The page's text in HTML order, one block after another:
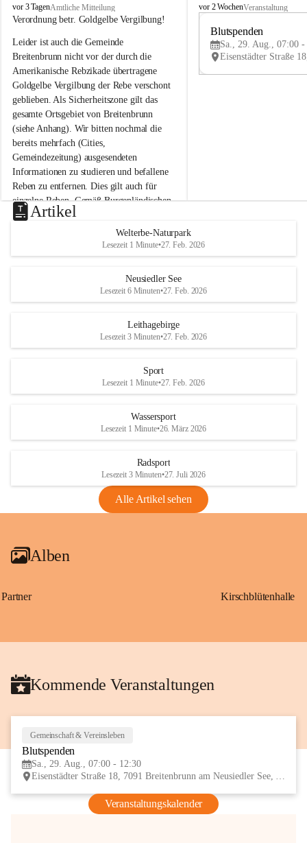
B
r
i
t
e
n
b
r
u
n
n
a
m
N
e
u
s
d
S
vor 3 TagenAmtliche Mitteilung
Verordnung betr. Goldgelbe Vergilbung!
Leider ist auch die Gemeinde
Breitenbrunn nicht vor der durch die
Amerikanische Rebzikade übertragene
Goldgelbe Vergilbung der Rebe verschont
geblieben. Als Sicherheitszone gilt das
gesamte Ortsgebiet von Breitenbrunn
(siehe Anhang). Wir bitten nochmal die
bereits mehrfach (Cities,
Gemeindezeitung) ausgesendeten
Informationen zu studieren und befallene
Reben zu entfernen. Dies gilt auch für
einzelne Reben. Gemäß Burgenländischen
Weinbaugesetz sind nicht gepflegte oder
unzulässige Weingärten zu roden! Bitte
helfen wir zusammen um unsere Winzer
vor den prognostizierten Ernteausfällen
und den daraus folgenden wirtschaftlichen
Maßnahmen zur Bekämpfung
Rebe und der Amerikanischen
Anhang VBl. EU Nr. 18
1 Seite•1,4 MB
VBl. EU Nr. 18_2026
B
e
u
e
d
r
S
vor 2 WochenVeranstaltung
Blutspenden
Sa., 29. Aug., 07:00 -
Artikel
Welterbe-Naturpark
Lesezeit 1 Minute•27. Feb. 2026
Neusiedler See
Lesezeit 6 Minuten•27. Feb. 2026
Leithagebirge
Lesezeit 3 Minuten•27. Feb. 2026
Sport
Lesezeit 1 Minute•27. Feb. 2026
Wassersport
Lesezeit 1 Minute•26. März 2026
Radsport
Lesezeit 3 Minuten•27. Juli 2026
Alle Artikel sehen
Alben
Partner Kirschblütenhalle
Kommende Veranstaltungen
Gemeinschaft & Vereinsleben
Blutspenden
Sa., 29. Aug., 07:00 - 12:30
Eisenstädter Straße 18, 7091 Breitenbrunn am Neusiedler See, AUT
Veranstaltungskalender